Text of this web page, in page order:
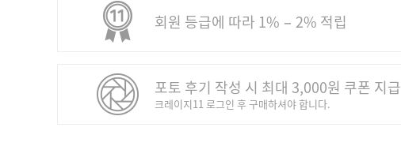
회원 등급에 따라 1% − 2% 적립
포토 후기 작성 시 최대 3,000원 쿠폰 지급
크레이지11 로그인 후 구매하셔야 합니다.